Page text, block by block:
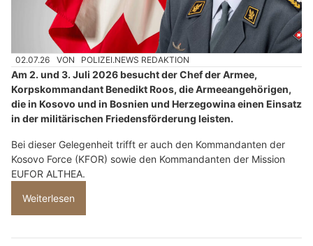
02.07.26 VON POLIZEI.NEWS REDAKTION
Am 2. und 3. Juli 2026 besucht der Chef der Armee,
Korpskommandant Benedikt Roos, die Armeeangehörigen,
die in Kosovo und in Bosnien und Herzegowina einen Einsatz
in der militärischen Friedensförderung leisten.
Bei dieser Gelegenheit trifft er auch den Kommandanten der
Kosovo Force (KFOR) sowie den Kommandanten der Mission
EUFOR ALTHEA.
Weiterlesen